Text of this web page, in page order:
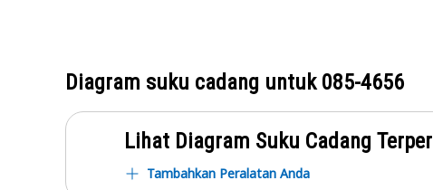
Diagram suku cadang untuk085-4656
Lihat Diagram Suku Cadang
Tambahkan Peralatan Anda